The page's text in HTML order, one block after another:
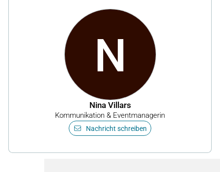
N
Nina Villars
Kommunikation & Eventmanagerin
Nachricht schreiben